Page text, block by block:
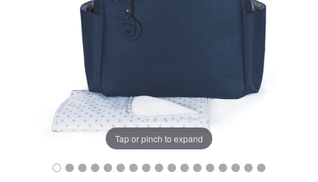
Tap or pinch to expand